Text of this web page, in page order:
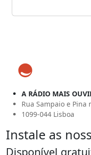
A RÁDIO MAIS
Rua Sampaio e Pina
1099-044 Lisboa
Instale as
Disponível